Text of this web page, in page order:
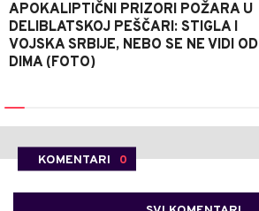
APOKALIPTIČNI PRIZORI POŽARA U
DELIBLATSKOJ PEŠČARI: STIGLA I
VOJSKA SRBIJE, NEBO SE NE VIDI OD
DIMA (FOTO)
KOMENTARI 0